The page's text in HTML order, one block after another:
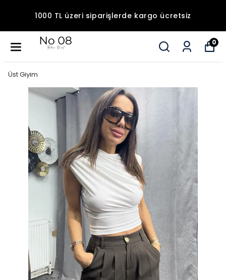
1000 TL üzeri siparişlerde kargo ücretsiz
0
Üst Giyim